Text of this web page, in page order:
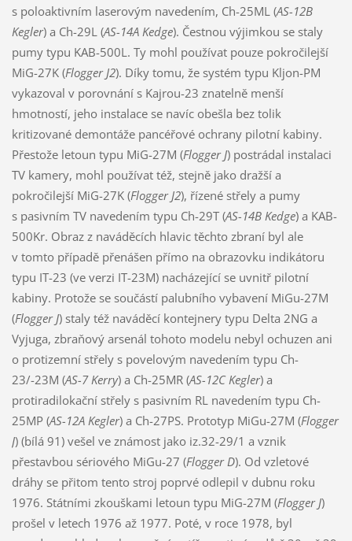
s poloaktivním laserovým navedením, Ch-25ML (AS-12B
Kegler) a Ch-29L (AS-14A Kedge). Čestnou výjimkou se staly
pumy typu KAB-500L. Ty mohl používat pouze pokročilejší
MiG-27K (Flogger J2). Díky tomu, že systém typu Kljon-PM
vykazoval v porovnání s Kajrou-23 znatelně menší
hmotností, jeho instalace se navíc obešla bez tolik
kritizované demontáže pancéřové ochrany pilotní kabiny.
Přestože letoun typu MiG-27M (Flogger J) postrádal instalaci
TV kamery, mohl používat též, stejně jako dražší a
pokročilejší MiG-27K (Flogger J2), řízené střely a pumy
s pasivním TV navedením typu Ch-29T (AS-14B Kedge) a KAB-
500Kr. Obraz z naváděcích hlavic těchto zbraní byl ale
v tomto případě přenášen přímo na obrazovku indikátoru
typu IT-23 (ve verzi IT-23M) nacházející se uvnitř pilotní
kabiny. Protože se součástí palubního vybavení MiGu-27M
(Flogger J) staly též naváděcí kontejnery typu Delta 2NG a
Vyjuga, zbraňový arsenál tohoto modelu nebyl ochuzen ani
o protizemní střely s povelovým navedením typu Ch-
23/-23M (AS-7 Kerry) a Ch-25MR (AS-12C Kegler) a
protiradilokační střely s pasivním RL navedením typu Ch-
25MP (AS-12A Kegler) a Ch-27PS. Prototyp MiGu-27M (Flogger
J) (bílá 91) vešel ve známost jako iz.32-29/1 a vznik
přestavbou sériového MiGu-27 (Flogger D). Od vzletové
dráhy se přitom tento stroj poprvé odlepil v dubnu roku
1976. Státními zkouškami letoun typu MiG-27M (Flogger J)
prošel v letech 1976 až 1977. Poté, v roce 1978, byl